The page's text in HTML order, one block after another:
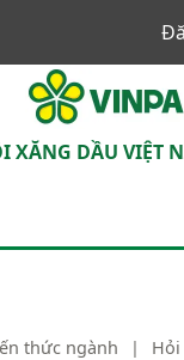
XĂNG DẦU VIỆT
thức ngành |